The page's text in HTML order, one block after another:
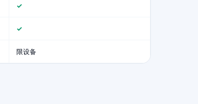
✓
✓
限设备